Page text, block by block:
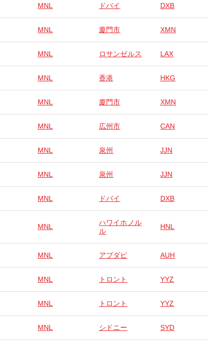
MNL ドバイ DXB
MNL 廈門市 XMN
MNL ロサンゼルス LAX
MNL 香港 HKG
MNL 廈門市 XMN
MNL 広州市 CAN
MNL 泉州 JJN
MNL 泉州 JJN
MNL ドバイ DXB
MNL
ハワイホノル
ル
HNL
MNL アブダビ AUH
MNL トロント YYZ
MNL トロント YYZ
MNL シドニー SYD